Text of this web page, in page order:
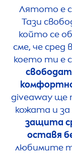
Лятото е
Тази
който се
сме, че сред
което ти е
giveaway ще
кожата и
защита
оставя
любимите